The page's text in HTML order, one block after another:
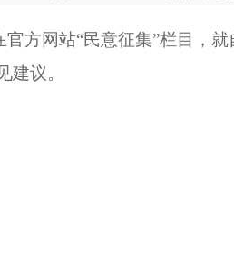
方网站“民意征集”栏目，
建议。